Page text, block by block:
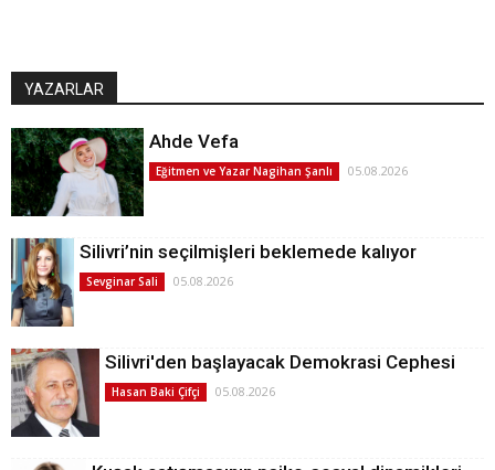
YAZARLAR
Ahde Vefa
Eğitmen ve Yazar Nagihan Şanlı 05.08.2026
Silivri’nin seçilmişleri beklemede kalıyor
Sevginar Sali 05.08.2026
Silivri'den başlayacak Demokrasi Cephesi
Hasan Baki Çifçi 05.08.2026